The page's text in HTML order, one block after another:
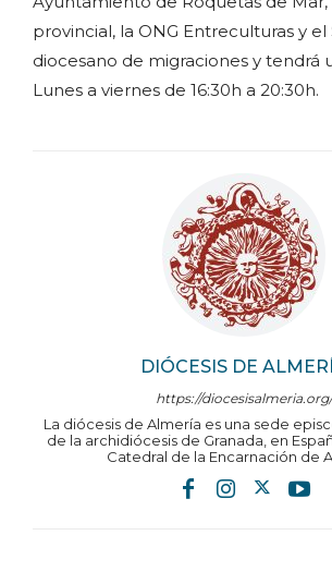
DIÓCESIS DE
https://diocesisalmeria.org/
La diócesis de Almería es una sede
de la archidiócesis de Granada, en
Catedral de la Encarnación de
provincial, la ONG Entreculturas y
diocesano de migraciones y tendrá
Lunes a viernes de 16:30h a 20:30h.